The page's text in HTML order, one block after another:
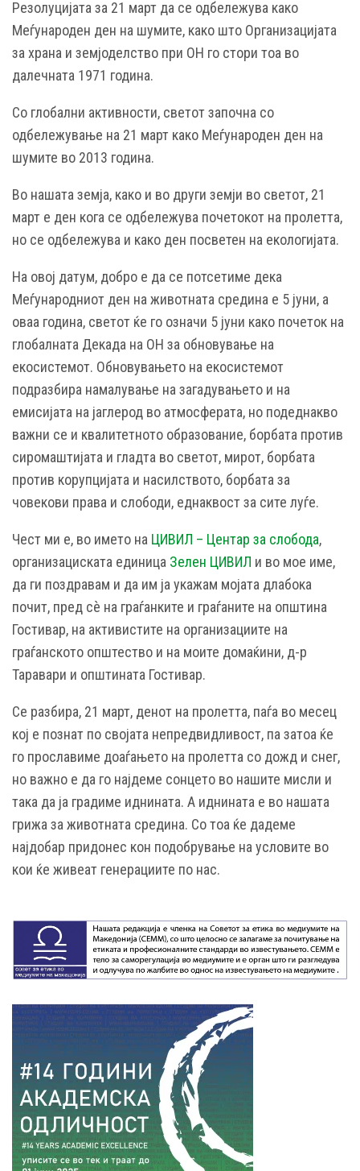
Резолуцијата за 21 март да се одбележува како
Меѓународен ден на шумите, како што Организацијата
за храна и земјоделство при ОН го стори тоа во
далечната 1971 година.
Со глобални активности, светот започна со
одбележување на 21 март како Меѓународен ден на
шумите во 2013 година.
Во нашата земја, како и во други земји во светот, 21
март е ден кога се одбележува почетокот на пролетта,
но се одбележува и како ден посветен на екологијата.
На овој датум, добро е да се потсетиме дека
Меѓународниот ден на животната средина е 5 јуни, а
оваа година, светот ќе го означи 5 јуни како почеток на
глобалната Декада на ОН за обновување на
екосистемот. Обновувањето на екосистемот
подразбира намалување на загадувањето и на
емисијата на јаглерод во атмосферата, но подеднакво
важни се и квалитетното образование, борбата против
сиромаштијата и гладта во светот, мирот, борбата
против корупцијата и насилството, борбата за
човекови права и слободи, еднаквост за сите луѓе.
Чест ми е, во името на ЦИВИЛ – Центар за слобода,
организациската единица Зелен ЦИВИЛ и во мое име,
да ги поздравам и да им ја укажам мојата длабока
почит, пред сè на граѓанките и граѓаните на општина
Гостивар, на активистите на организациите на
граѓанското општество и на моите домаќини, д-р
Таравари и општината Гостивар.
Се разбира, 21 март, денот на пролетта, паѓа во месец
кој е познат по својата непредвидливост, па затоа ќе
го прославиме доаѓањето на пролетта со дожд и снег,
но важно е да го најдеме сонцето во нашите мисли и
така да ја градиме иднината. А иднината е во нашата
грижа за животната средина. Со тоа ќе дадеме
најдобар придонес кон подобрување на условите во
кои ќе живеат генерациите по нас.